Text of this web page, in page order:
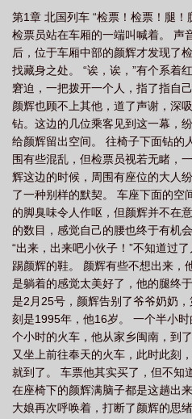
就这样风雨兼程 兼程1995TXT 十二
绍 兼程1995大结局 兼程1995绒羽客
的成语 我不去想能成功却选择了风雨兼
读 兼程1995起点 莫怪大雨滂沱
阁 兼程并进 王贻芳与杨振宁的对撞
风雨兼程 兼程1995作者是谁 兼程
第1章 北国列车 “检票！检票！腿
检票员站在车厢的一端叫喊着。 声
后，位于车厢中部的颜辉才发现了
找藏身之处。 “诶，诶，”有个系着
窘迫，一把拨开一个人，指了指自
颜辉也顾不上其他，道了声谢，深
钻。这边的几位乘客见到这一幕，
给颜辉留出空间。 往椅子下面钻的
围有些混乱，但检票员视若无睹，
辉这边的时候，周围有座位的大人
了一种别样的默契。 车座下面的空
的脚臭味令人作呕，但颜辉并不在
的数目，感觉自己的腰也终于有机
“出来，出来吧小伙子！”不知道过
踢颜辉的鞋。 颜辉有些不想出来，
是躺着的感觉太美好了，他的腿终
是2月25号，颜辉告别了爷爷奶奶
刻是1995年，他16岁。 一个半小
个小时的火车，他从家乡闽南，到
又坐上前往奉天的火车，此时此刻
就到了。 车票他其实买了，但不知
在座椅下的颜辉满脑子都是这趟出
大娘再次呼唤着，打断了颜辉的思